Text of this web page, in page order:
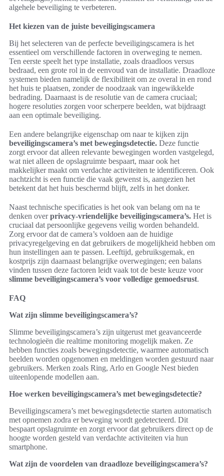
algehele beveiliging te verbeteren.
Het kiezen van de juiste beveiligingscamera
Bij het selecteren van de perfecte beveiligingscamera is het
essentieel om verschillende factoren in overweging te nemen.
Ten eerste speelt het type installatie, zoals draadloos versus
bedraad, een grote rol in de eenvoud van de installatie. Draadloze
systemen bieden namelijk de flexibiliteit om ze overal in en rond
het huis te plaatsen, zonder de noodzaak van ingewikkelde
bedrading. Daarnaast is de resolutie van de camera cruciaal;
hogere resoluties zorgen voor scherpere beelden, wat bijdraagt
aan een optimale beveiliging.
Een andere belangrijke eigenschap om naar te kijken zijn
beveiligingscamera’s met bewegingsdetectie. Deze functie
zorgt ervoor dat alleen relevante bewegingen worden vastgelegd,
wat niet alleen de opslagruimte bespaart, maar ook het
makkelijker maakt om verdachte activiteiten te identificeren. Ook
nachtzicht is een functie die vaak gewenst is, aangezien het
betekent dat het huis beschermd blijft, zelfs in het donker.
Naast technische specificaties is het ook van belang om na te
denken overprivacy-vriendelijke beveiligingscamera’s. Het is
cruciaal dat persoonlijke gegevens veilig worden behandeld.
Zorg ervoor dat de camera’s voldoen aan de huidige
privacyregelgeving en dat gebruikers de mogelijkheid hebben om
hun instellingen aan te passen. Leeftijd, gebruiksgemak, en
kostprijs zijn daarnaast belangrijke overwegingen; een balans
vinden tussen deze factoren leidt vaak tot de beste keuze voor
slimme beveiligingscamera’s voor volledige gemoedsrust.
FAQ
Wat zijn slimme beveiligingscamera’s?
Slimme beveiligingscamera’s zijn uitgerust met geavanceerde
technologieën die realtime monitoring mogelijk maken. Ze
hebben functies zoals bewegingsdetectie, waarmee automatisch
beelden worden opgenomen en meldingen worden gestuurd naar
gebruikers. Merken zoals Ring, Arlo en Google Nest bieden
uiteenlopende modellen aan.
Hoe werken beveiligingscamera’s met bewegingsdetectie?
Beveiligingscamera’s met bewegingsdetectie starten automatisch
met opnemen zodra er beweging wordt gedetecteerd. Dit
bespaart opslagruimte en zorgt ervoor dat gebruikers direct op de
hoogte worden gesteld van verdachte activiteiten via hun
smartphone.
Wat zijn de voordelen van draadloze beveiligingscamera’s?